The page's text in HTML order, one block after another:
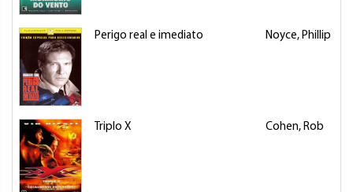
Perigo real e imediato Noyce, Phillip
Triplo X Cohen, Rob